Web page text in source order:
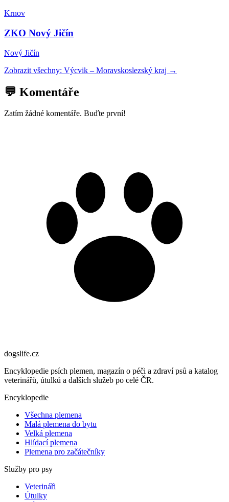
Krnov
ZKO Nový Jičín
Nový Jičín
Zobrazit všechny: Výcvik – Moravskoslezský kraj →
💬 Komentáře
Zatím žádné komentáře. Buďte první!
dogslife.cz
Encyklopedie psích plemen, magazín o péči a zdraví psů a katalog
veterinářů, útulků a dalších služeb po celé ČR.
Encyklopedie
Všechna plemena
Malá plemena do bytu
Velká plemena
Hlídací plemena
Plemena pro začátečníky
Služby pro psy
Veterináři
Útulky